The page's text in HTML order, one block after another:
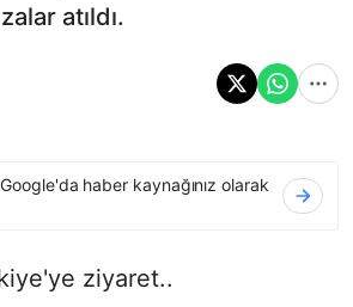
atıldı.
Google'da haber kaynağınız olarak
ziyaret..